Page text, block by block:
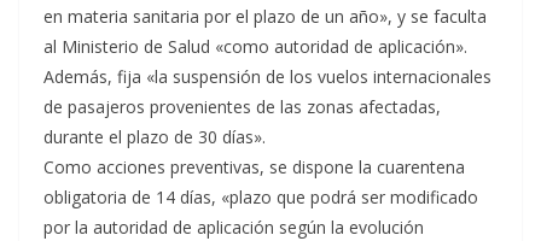
en materia sanitaria por el plazo de un año», y se faculta
al Ministerio de Salud «como autoridad de aplicación».
Además, fija «la suspensión de los vuelos internacionales
de pasajeros provenientes de las zonas afectadas,
durante el plazo de 30 días».
Como acciones preventivas, se dispone la cuarentena
obligatoria de 14 días, «plazo que podrá ser modificado
por la autoridad de aplicación según la evolución